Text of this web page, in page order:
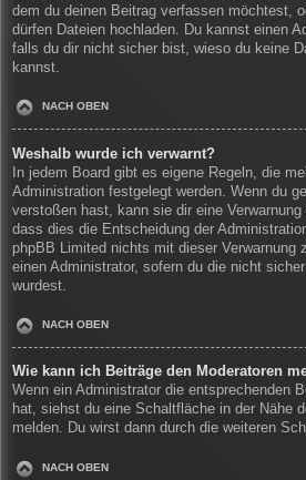
dem du deinen Beitrag verfassen möchtest,
dürfen Dateien hochladen. Du kannst einen
falls du dir nicht sicher bist, wieso du keine
kannst.
NACH OBEN
Weshalb wurde ich verwarnt?
In jedem Board gibt es eigene Regeln, die
Administration festgelegt werden. Wenn du
verstoßen hast, kann sie dir eine Verwarnung
dass dies die Entscheidung der
phpBB Limited nichts mit dieser Verwarnung
einen Administrator, sofern du die nicht
wurdest.
NACH OBEN
Wie kann ich Beiträge den Moderatoren
Wenn ein Administrator die entsprechenden
hat, siehst du eine Schaltfläche in der Nähe
melden. Du wirst dann durch die weiteren
NACH OBEN